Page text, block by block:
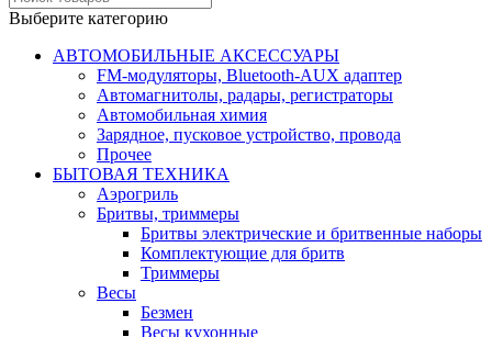
Выберите категорию
АВТОМОБИЛЬНЫЕ АКСЕССУАРЫ
FM-модуляторы, Bluetooth-AUX адаптер
Автомагнитолы, радары, регистраторы
Автомобильная химия
Зарядное, пусковое устройство, провода
Прочее
БЫТОВАЯ ТЕХНИКА
Аэрогриль
Бритвы, триммеры
Бритвы электрические и бритвенные наборы
Комплектующие для бритв
Триммеры
Весы
Безмен
Весы кухонные